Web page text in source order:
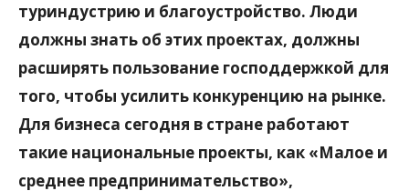
туриндустрию и благоустройство. Люди
должны знать об этих проектах, должны
расширять пользование господдержкой для
того, чтобы усилить конкуренцию на рынке.
Для бизнеса сегодня в стране работают
такие национальные проекты, как «Малое и
среднее предпринимательство»,